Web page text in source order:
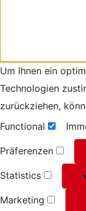
Um Ihnen ein
Technologien
zurückziehen,
Functional
Präferenzen
Statistics
Marketing